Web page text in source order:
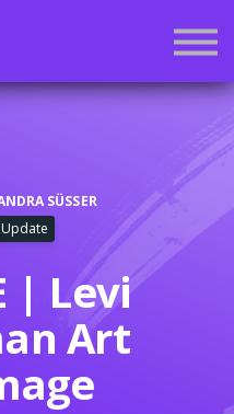
SÜSSER
Update
| Levi
Art